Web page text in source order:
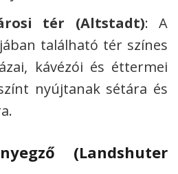
tér (Altstadt): A
található tér színes
kávézói és éttermei
nyújtanak sétára és
(Landshuter